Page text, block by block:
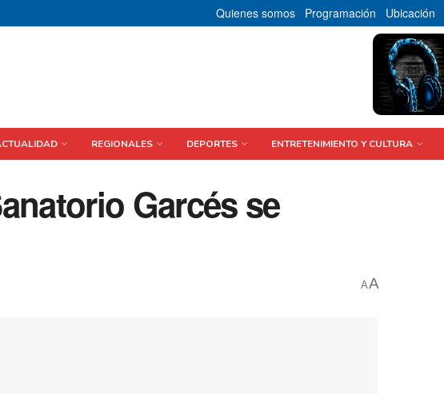
Quienes somos Programación Ubicación
REGIONALES DEPORTES ENTRETENIMIENTO Y CULTURA
Garcés se
AA